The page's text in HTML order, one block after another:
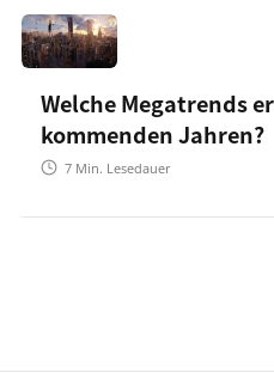
Welche Megatrends
kommenden Jahren?
7 Min. Lesedauer